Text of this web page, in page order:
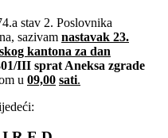
stav 2. Poslovnika
sazivam nastavak 23.
kantona za dan
III sprat Aneksa zgrade
u 09,00 sati.